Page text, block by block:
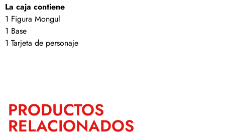
La caja contiene
1 Figura Mongul
1 Base
1 Tarjeta de personaje
PRODUCTOS
RELACIONADOS